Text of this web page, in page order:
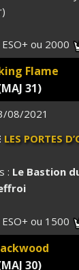
ou 2000
Flame
31)
08/2021
LES PORTES
: Le Bastion
ou 1500
30)